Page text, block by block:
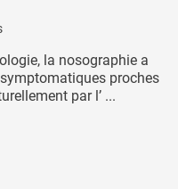
la nosographie a
proches
par l’ ...